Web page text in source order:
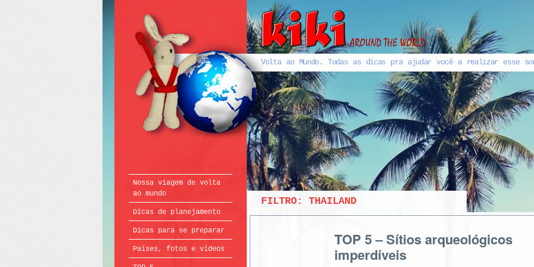
Volta ao Mundo. Todas as dicas pra ajudar você a realizar esse
Français
Nossa viagem de volta
ao mundo
Dicas de planejamento
Dicas para se preparar
Países, fotos e vídeos
FILTRO: THAILAND
TOP 5 – Sítios arqueológicos
imperdíveis